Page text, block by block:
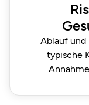
Ablauf und
typische